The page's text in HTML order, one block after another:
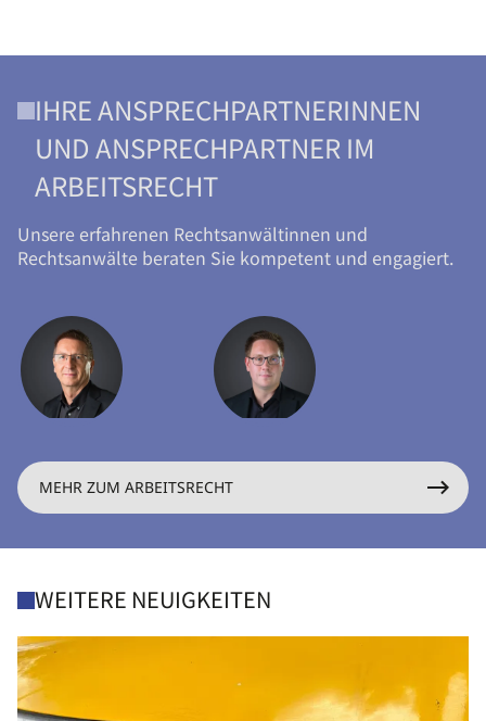
IHRE ANSPRECHPARTNERINNEN
UND ANSPRECHPARTNER IM
ARBEITSRECHT
Unsere erfahrenen Rechtsanwältinnen und
Rechtsanwälte beraten Sie kompetent und engagiert.
MEHR ZUM ARBEITSRECHT
WEITERE NEUIGKEITEN